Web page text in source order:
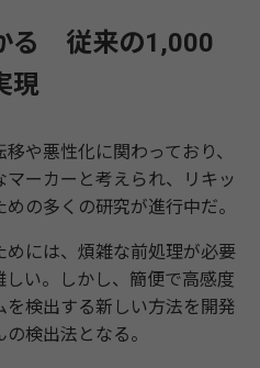
る 従来の1,000
現
や悪性化に関わっており、
ーカーと考えられ、リキッ
の多くの研究が進行中だ。
には、煩雑な前処理が必要
い。しかし、簡便で⾼感度
検出する新しい⽅法を開発
検出法となる。